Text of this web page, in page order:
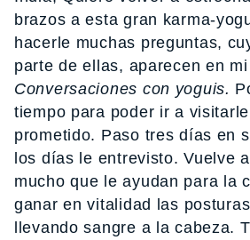
brazos a esta gran karma-
hacerle muchas preguntas,
parte de ellas, aparecen en
Conversaciones con yoguis.
tiempo para poder ir a
prometido. Paso tres días en
los días le entrevisto. Vuelve
mucho que le ayudan para la
ganar en vitalidad las
llevando sangre a la cabeza.